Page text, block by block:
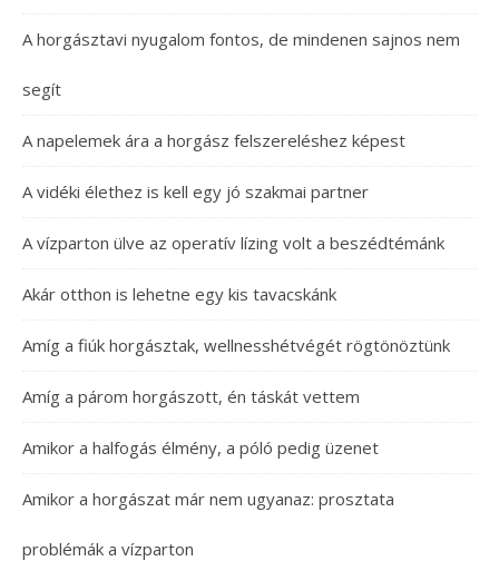
A horgásztavi nyugalom fontos, de mindenen sajnos nem
segít
A napelemek ára a horgász felszereléshez képest
A vidéki élethez is kell egy jó szakmai partner
A vízparton ülve az operatív lízing volt a beszédtémánk
Akár otthon is lehetne egy kis tavacskánk
Amíg a fiúk horgásztak, wellnesshétvégét rögtönöztünk
Amíg a párom horgászott, én táskát vettem
Amikor a halfogás élmény, a póló pedig üzenet
Amikor a horgászat már nem ugyanaz: prosztata
problémák a vízparton